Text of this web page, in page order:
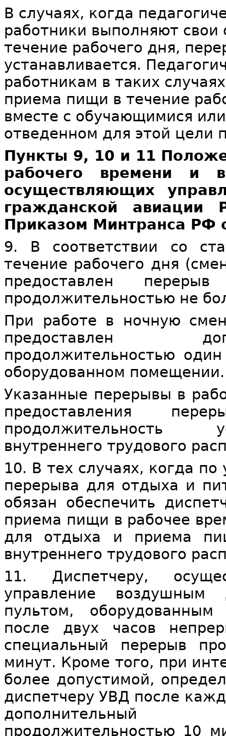
В случаях, когда
работники выполняют свои
течение рабочего дня,
устанавливается.
работникам в таких
приема пищи в течение
вместе с обучающимися
отведенном для этой цели
Пункты 9, 10 и 11
рабочего времени и
осуществляющих
гражданской авиации
Приказом Минтранса РФ
9. В соответствии со
течение рабочего дня
предоставлен
продолжительностью не
При работе в ночную
предоставлен
продолжительностью
оборудованном помещении.
Указанные перерывы в
предоставления
продолжительность
внутреннего трудового
10. В тех случаях, когда
перерыва для отдыха и
обязан обеспечить
приема пищи в рабочее
для отдыха и приема
внутреннего трудового
11. Диспетчеру,
управление воздушным
пультом,
после двух часов
специальный перерыв
минут. Кроме того, при
более допустимой,
диспетчеру УВД после
дополнительный
продолжительностью 10